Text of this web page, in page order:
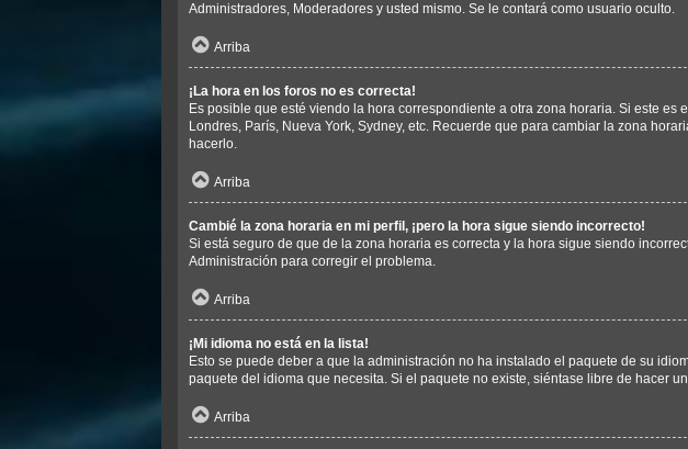
Administradores, Moderadores y usted mismo. Se le contará como usuario oculto.
Arriba
¡La hora en los foros no es correcta!
Es posible que esté viendo la hora correspondiente a otra zona horaria. Si este
Londres, París, Nueva York, Sydney, etc. Recuerde que para cambiar la zona
hacerlo.
Arriba
Cambié la zona horaria en mi perfil, ¡pero la hora sigue siendo incorrecto!
Si está seguro de que de la zona horaria es correcta y la hora sigue siendo
Administración para corregir el problema.
Arriba
¡Mi idioma no está en la lista!
Esto se puede deber a que la administración no ha instalado el paquete de su
paquete del idioma que necesita. Si el paquete no existe, siéntase libre de hacer
Arriba